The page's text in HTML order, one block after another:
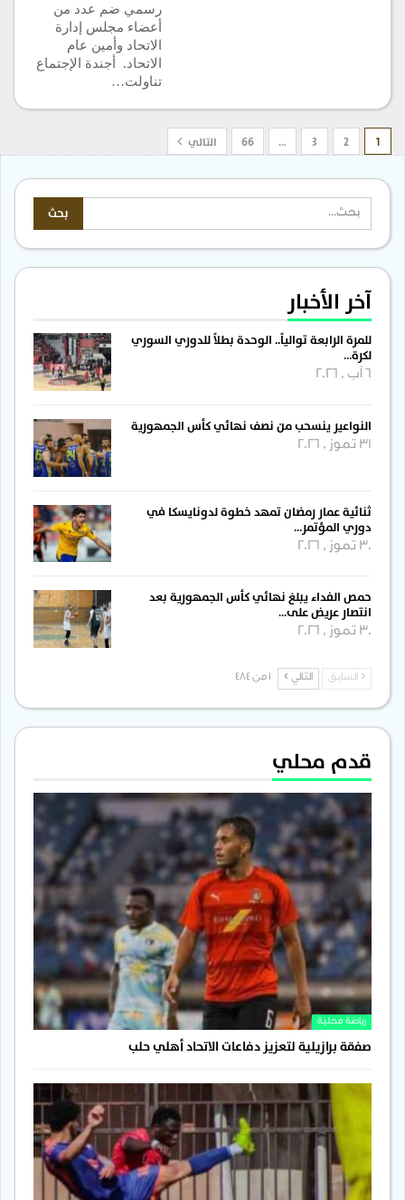
رسمي ضم عدد من
أعضاء مجلس إدارة
الاتحاد وأمين عام
الاتحاد. أجندة الإجتماع
تناولت…
66 التالي
آخر الأخبار
للمرة الرابعة توالياً.. الوحدة بطلاً للدوري السوري
لكرة…
النواعير ينسحب من نصف نهائي كأس الجمهورية
31 تموز , 2026
ثنائية عمار رمضان تمهد خطوة لدونايسكا في
دوري المؤتمر…
30 تموز , 2026
حمص الفداء يبلغ نهائي كأس الجمهورية بعد
انتصار عريض على…
30 تموز , 2026
السابق التالي
قدم محلي
رياضة محلية
صفقة برازيلية لتعزيز دفاعات الاتحاد أهلي حلب